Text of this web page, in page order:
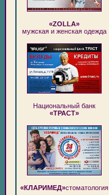
«ZOLLA»
мужская и женская одежда
Национальный банк
«ТРАСТ»
«КЛАРИМЕД»стоматология